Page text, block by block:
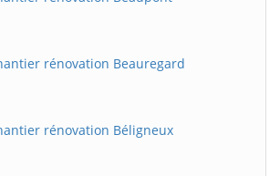
rénovation Beauregard
rénovation Béligneux